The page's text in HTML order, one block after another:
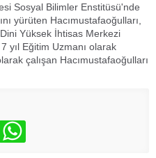
Sosyal Bilimler Enstitüsü'nde
yürüten Hacımustafaoğulları,
Yüksek İhtisas Merkezi
yıl Eğitim Uzmanı olarak
çalışan Hacımustafaoğulları